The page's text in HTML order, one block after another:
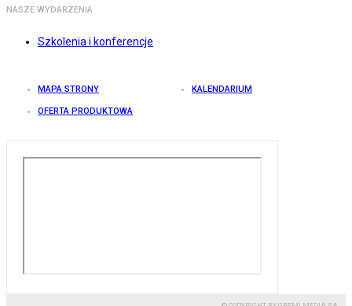
NASZE WYDARZENIA
Szkolenia i konferencje
MAPA STRONY KALENDARIUM
OFERTA PRODUKTOWA